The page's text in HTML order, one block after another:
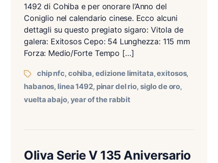
1492 di Cohiba e per onorare l’Anno del
Coniglio nel calendario cinese. Ecco alcuni
dettagli su questo pregiato sigaro: Vitola de
galera: Exitosos Cepo: 54 Lunghezza: 115 mm
Forza: Medio/Forte Tempo […]
chip nfc, cohiba, edizione limitata,exitosos,
habanos, linea 1492, pinar del rio, siglo de oro,
vuelta abajo, year of the rabbit
Oliva Serie V 135 Aniversario